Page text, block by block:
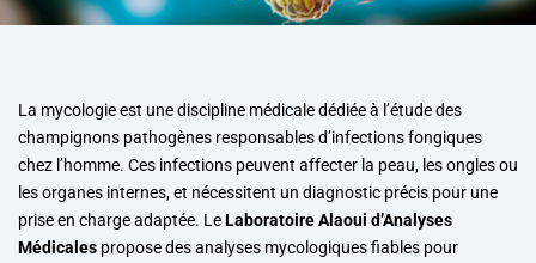
La mycologie est une discipline médicale dédiée à l’étude des
champignons pathogènes responsables d’infections fongiques
chez l’homme. Ces infections peuvent affecter la peau, les ongles ou
les organes internes, et nécessitent un diagnostic précis pour une
prise en charge adaptée. LeLaboratoire Alaoui d’Analyses
Médicales propose des analyses mycologiques fiables pour